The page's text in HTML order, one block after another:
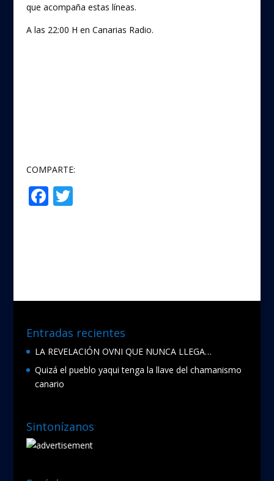
que acompaña estas líneas.
A las 22:00 H en Canarias Radio.
COMPARTE:
F
o
T
Entradas recientes
LA REVELACIÓN OVNI QUE NUNCA LLEGA…
Quizá el pueblo yaqui tenga la llave del chamanismo
canario
Sintonízanos